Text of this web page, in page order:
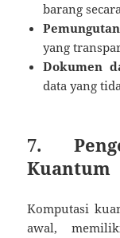
barang
yang
Dokumen
data yang
7.
Kuantum
Komputasi
awal,